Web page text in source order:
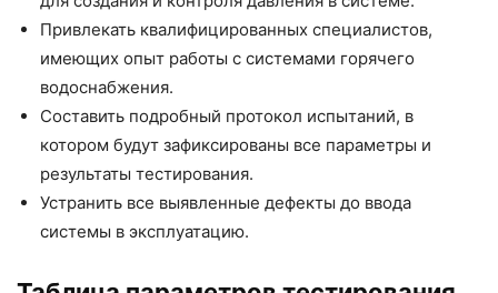
Привлекать квалифицированных специалистов,
имеющих опыт работы с системами горячего
водоснабжения.
Составить подробный протокол испытаний, в
котором будут зафиксированы все параметры и
результаты тестирования.
Устранить все выявленные дефекты до ввода
системы в эксплуатацию.